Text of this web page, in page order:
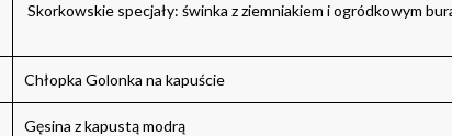
Skorkowskie specjały: świnka z ziemniakiem i ogródkowym
Chłopka Golonka na kapuście
Gęsina z kapustą modrą